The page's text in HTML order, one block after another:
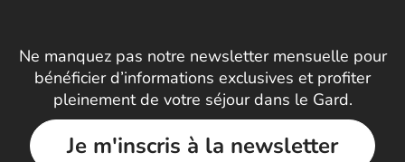
Ne manquez pas notre newsletter mensuelle pour
bénéficier d’informations exclusives et profiter
pleinement de votre séjour dans le Gard.
Je m'inscris à la newsletter